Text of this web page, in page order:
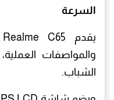
السرعة
والمواصفات
الشباب.